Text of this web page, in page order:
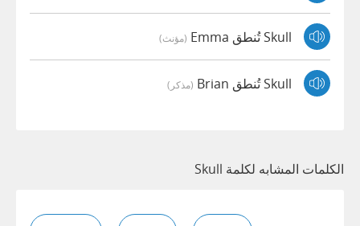
Skull تُنطق Emma (مؤنث)
Skull تُنطق Brian (مذكر)
الكلمات المشابه لكلمة Skull